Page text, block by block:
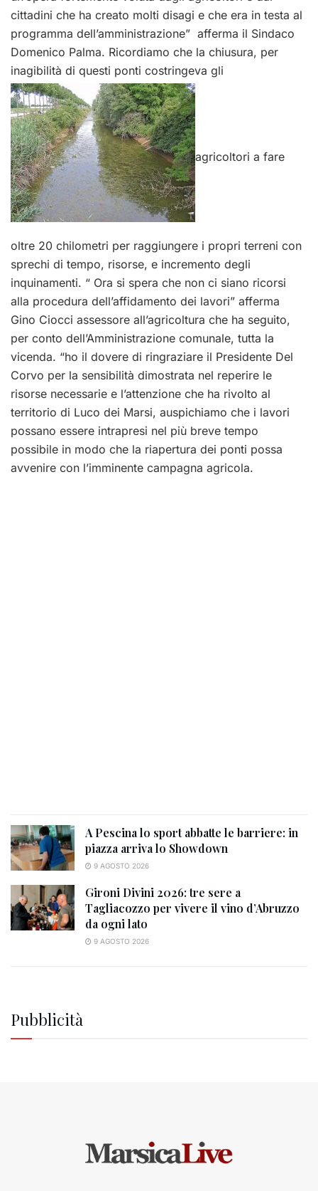
cittadini che ha creato molti disagi e che era in testa al
programma dell’amministrazione” afferma il Sindaco
Domenico Palma. Ricordiamo che la chiusura, per
inagibilità di questi ponti costringeva gli
agricoltori a fare
oltre 20 chilometri per raggiungere i propri terreni con
sprechi di tempo, risorse, e incremento degli
inquinamenti. “ Ora si spera che non ci siano ricorsi
alla procedura dell’affidamento dei lavori” afferma
Gino Ciocci assessore all’agricoltura che ha seguito,
per conto dell’Amministrazione comunale, tutta la
vicenda. “ho il dovere di ringraziare il Presidente Del
Corvo per la sensibilità dimostrata nel reperire le
risorse necessarie e l’attenzione che ha rivolto al
territorio di Luco dei Marsi, auspichiamo che i lavori
possano essere intrapresi nel più breve tempo
possibile in modo che la riapertura dei ponti possa
avvenire con l’imminente campagna agricola.
A Pescina lo sport abbatte le barriere: in
piazza arriva lo Showdown
9 AGOSTO 2026
Gironi Divini 2026: tre sere a
Tagliacozzo per vivere il vino d’Abruzzo
da ogni lato
9 AGOSTO 2026
Pubblicità